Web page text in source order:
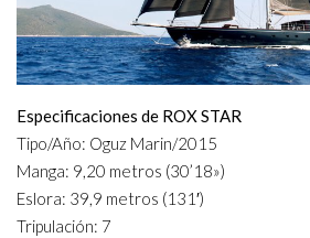
Especificaciones de ROX STAR
Tipo/Año: Oguz Marin/2015
Manga: 9,20 metros (30’18»)
Eslora: 39,9 metros (131′)
Tripulación: 7